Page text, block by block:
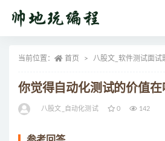
当前位置： 首页 八股文_软件测试面试
你觉得自动化测试的价值在
八股文_自动化测试 0 142